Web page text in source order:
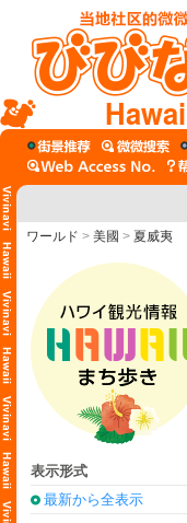
ワールド > 美國 > 夏威夷
表示形式
最新から全表示